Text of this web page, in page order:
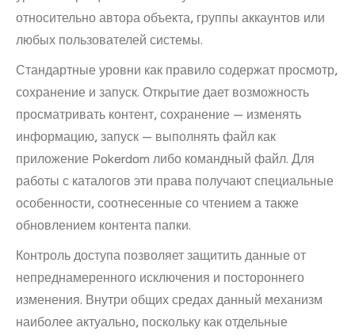
относительно автора объекта, группы аккаунтов или
любых пользователей системы.
Стандартные уровни как правило содержат просмотр,
сохранение и запуск. Открытие дает возможность
просматривать контент, сохранение — изменять
информацию, запуск — выполнять файл как
приложение Pokerdom либо командный файл. Для
работы с каталогов эти права получают специальные
особенности, соотнесенные со чтением а также
обновлением контента папки.
Контроль доступа позволяет защитить данные от
непреднамеренного исключения и постороннего
изменения. Внутри общих средах данный механизм
наиболее актуально, поскольку как отдельные